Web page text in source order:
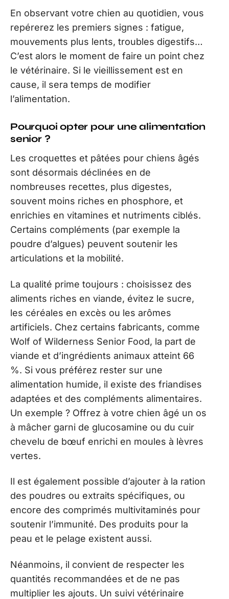
En observant votre chien au quotidien, vous
repérerez les premiers signes : fatigue,
mouvements plus lents, troubles digestifs…
C’est alors le moment de faire un point chez
le vétérinaire. Si le vieillissement est en
cause, il sera temps de modifier
l’alimentation.
Pourquoi opter pour une alimentation
senior ?
Les croquettes et pâtées pour chiens âgés
sont désormais déclinées en de
nombreuses recettes, plus digestes,
souvent moins riches en phosphore, et
enrichies en vitamines et nutriments ciblés.
Certains compléments (par exemple la
poudre d’algues) peuvent soutenir les
articulations et la mobilité.
La qualité prime toujours : choisissez des
aliments riches en viande, évitez le sucre,
les céréales en excès ou les arômes
artificiels. Chez certains fabricants, comme
Wolf of Wilderness Senior Food, la part de
viande et d’ingrédients animaux atteint 66
%. Si vous préférez rester sur une
alimentation humide, il existe des friandises
adaptées et des compléments alimentaires.
Un exemple ? Offrez à votre chien âgé un os
à mâcher garni de glucosamine ou du cuir
chevelu de bœuf enrichi en moules à lèvres
vertes.
Il est également possible d’ajouter à la ration
des poudres ou extraits spécifiques, ou
encore des comprimés multivitaminés pour
soutenir l’immunité. Des produits pour la
peau et le pelage existent aussi.
Néanmoins, il convient de respecter les
quantités recommandées et de ne pas
multiplier les ajouts. Un suivi vétérinaire